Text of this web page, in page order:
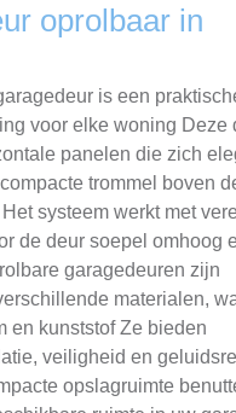
oprolbaar in
is een
voor elke woning Deze
panelen die zich
trommel boven
systeem werkt met
de deur soepel omhoog
garagedeuren zijn
materialen,
en kunststof Ze bieden
veiligheid en
opslagruimte